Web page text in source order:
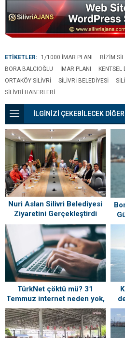
Uyarılar ve Yeni
Destekler
Dinledi
ETİKETLER: 1/1000 IMAR PLANI
BIZIM
BORA BALCIOĞLU
IMAR PLANI
KENTSEL
ORTAKÖY SILIVRI
SILIVRI BELEDIYESI
SILIVRI HABERLERI
İLGİNİZİ ÇEKEBİLECEK
Nuri Aslan Silivri Belediyesi
Ziyaretini Gerçekleştirdi
TürkNet çöktü mü? 31
Temmuz internet neden yok,
ne zaman gelecek?